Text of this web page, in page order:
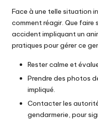
Face à une telle situation
comment réagir. Que faire
accident impliquant un
pratiques pour gérer ce
Rester calme et
Prendre des photos
impliqué.
Contacter les
gendarmerie, pour